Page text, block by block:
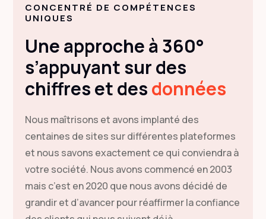
CONCENTRÉ DE COMPÉTENCES
UNIQUES
Une approche à 360°
s’appuyant sur des
chiffres et desdonnées
Nous maîtrisons et avons implanté des
centaines de sites sur différentes plateformes
et nous savons exactement ce qui conviendra à
votre société. Nous avons commencé en 2003
mais c’est en 2020 que nous avons décidé de
grandir et d’avancer pour réaffirmer la confiance